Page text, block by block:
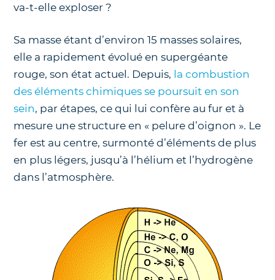
va-t-elle exploser ?
Sa masse étant d’environ 15 masses solaires,
elle a rapidement évolué en supergéante
rouge, son état actuel. Depuis, la combustion
des éléments chimiques se poursuit en son
sein, par étapes, ce qui lui confère au fur et à
mesure une structure en « pelure d’oignon ». Le
fer est au centre, surmonté d’éléments de plus
en plus légers, jusqu’à l’hélium et l’hydrogène
dans l’atmosphère.